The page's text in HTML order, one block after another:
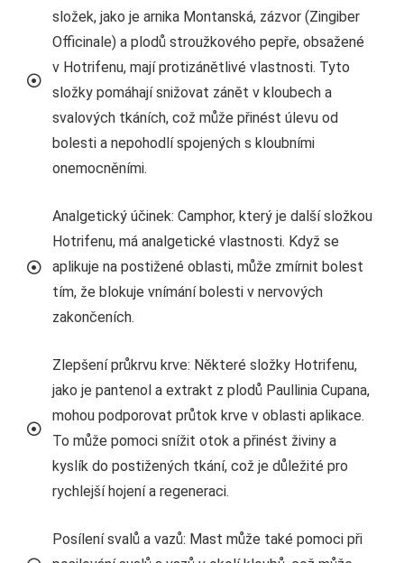
složek, jako je arnika Montanská, zázvor (Zingiber
Officinale) a plodů stroužkového pepře, obsažené
v Hotrifenu, mají protizánětlivé vlastnosti. Tyto
složky pomáhají snižovat zánět v kloubech a
svalových tkáních, což může přinést úlevu od
bolesti a nepohodlí spojených s kloubními
onemocněními.
Analgetický účinek: Camphor, který je další složkou
Hotrifenu, má analgetické vlastnosti. Když se
aplikuje na postižené oblasti, může zmírnit bolest
tím, že blokuje vnímání bolesti v nervových
zakončeních.
Zlepšení průkrvu krve: Některé složky Hotrifenu,
jako je pantenol a extrakt z plodů Paullinia Cupana,
mohou podporovat průtok krve v oblasti aplikace.
To může pomoci snížit otok a přinést živiny a
kyslík do postižených tkání, což je důležité pro
rychlejší hojení a regeneraci.
Posílení svalů a vazů: Mast může také pomoci při